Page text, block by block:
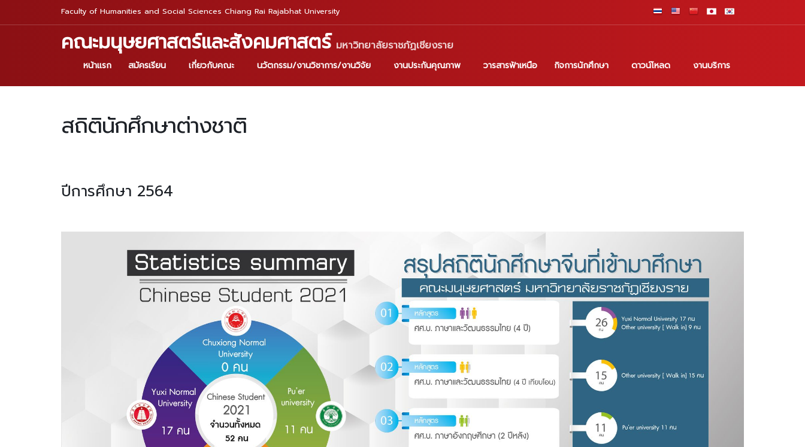
Faculty of Humanities and Social Sciences Chiang Rai Rajabhat University
คณะมนุษยศาสตร์และสังคมศาสตร์ มหาวิทยาลัยราชภัฏเชียงราย
หน้าแรก สมัครเรียน เกี่ยวกับคณะ นวัตกรรม/งานวิชาการ/งานวิจัย งานประกันคุณภาพ วารสารฟ้าเหนือ กิจการนักศึกษา ดาวน์โหลด งานบริการ
สถิตินักศึกษาต่างชาติ
ปีการศึกษา 2564